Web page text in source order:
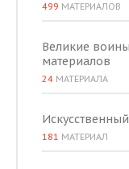
499 МАТЕРИАЛОВ
Великие
материалов
24 МАТЕРИАЛА
181 МАТЕРИАЛ